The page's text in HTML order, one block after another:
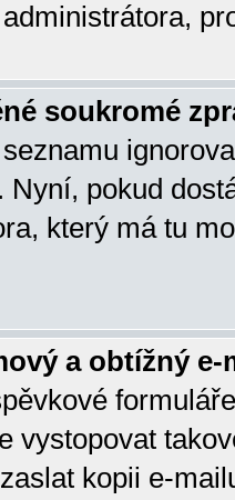
soukromé
Nyní, pokud
který má tu
a obtížný
vystopovat
kopii e-